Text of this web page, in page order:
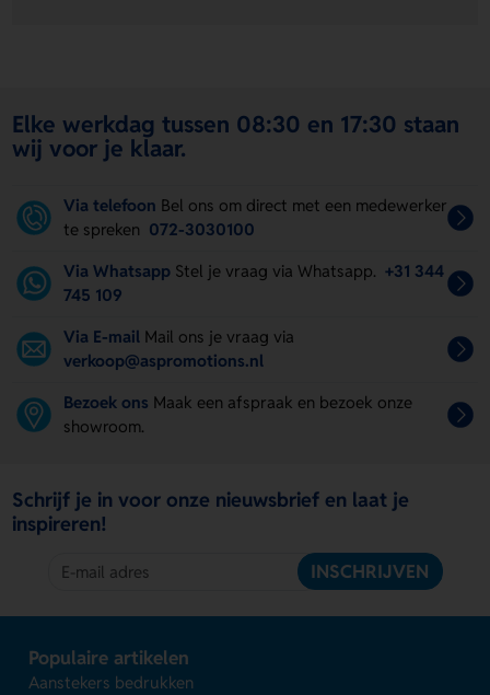
Elke werkdag tussen 08:30 en 17:30 staan
wij voor je klaar.
Via telefoon Bel ons om direct met een medewerker
te spreken 072-3030100
Via Whatsapp Stel je vraag via Whatsapp. +31 344
745 109
Via E-mail Mail ons je vraag via
verkoop@aspromotions.nl
Bezoek ons Maak een afspraak en bezoek onze
showroom.
Schrijf je in voor onze nieuwsbrief en laat je
inspireren!
INSCHRIJVEN
Populaire artikelen
Aanstekers bedrukken